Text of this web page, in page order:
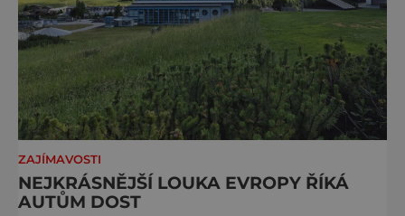
ZAJÍMAVOSTI
NEJKRÁSNĚJŠÍ LOUKA EVROPY ŘÍKÁ
AUTŮM DOST